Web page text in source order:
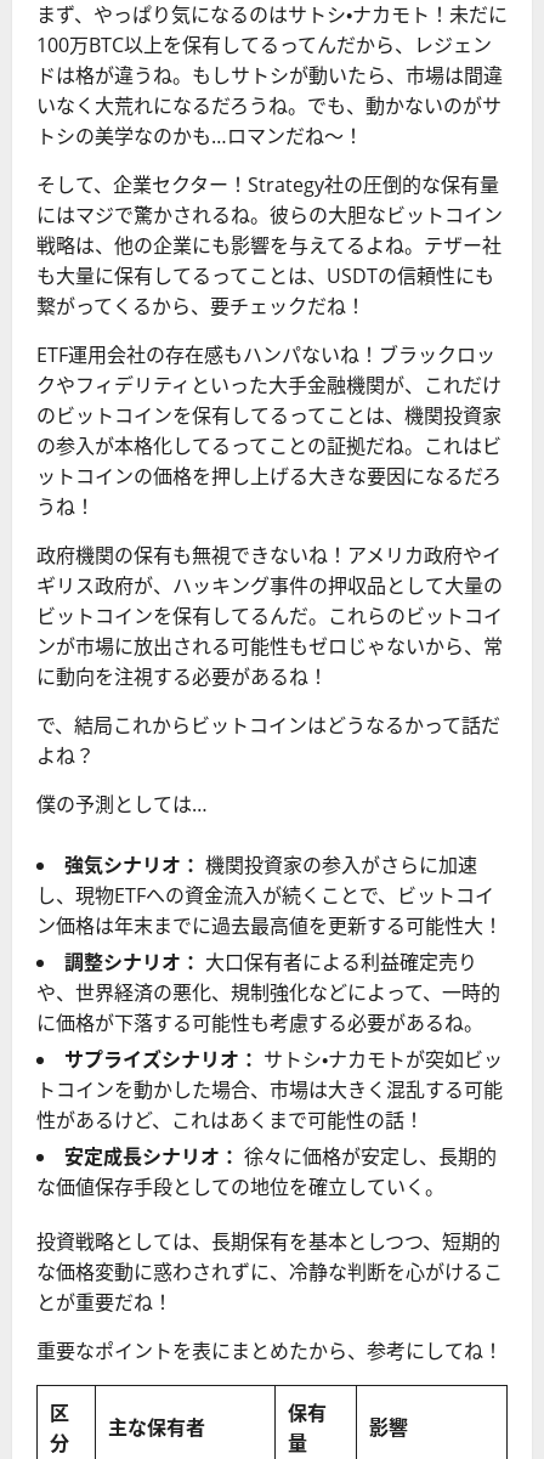
まず、やっぱり気になるのはサトシ・ナカモト！未だに
100万BTC以上を保有してるってんだから、レジェン
ドは格が違うね。もしサトシが動いたら、市場は間違
いなく大荒れになるだろうね。でも、動かないのがサ
トシの美学なのかも…ロマンだね〜！
そして、企業セクター！Strategy社の圧倒的な保有量
にはマジで驚かされるね。彼らの大胆なビットコイン
戦略は、他の企業にも影響を与えてるよね。テザー社
も大量に保有してるってことは、USDTの信頼性にも
繋がってくるから、要チェックだね！
ETF運用会社の存在感もハンパないね！ブラックロッ
クやフィデリティといった大手金融機関が、これだけ
のビットコインを保有してるってことは、機関投資家
の参入が本格化してるってことの証拠だね。これはビ
ットコインの価格を押し上げる大きな要因になるだろ
うね！
政府機関の保有も無視できないね！アメリカ政府やイ
ギリス政府が、ハッキング事件の押収品として大量の
ビットコインを保有してるんだ。これらのビットコイ
ンが市場に放出される可能性もゼロじゃないから、常
に動向を注視する必要があるね！
で、結局これからビットコインはどうなるかって話だ
よね？
僕の予測としては…
強気シナリオ： 機関投資家の参入がさらに加速
し、現物ETFへの資金流入が続くことで、ビットコイ
ン価格は年末までに過去最高値を更新する可能性大！
調整シナリオ： 大口保有者による利益確定売り
や、世界経済の悪化、規制強化などによって、一時的
に価格が下落する可能性も考慮する必要があるね。
サプライズシナリオ： サトシ・ナカモトが突如ビッ
トコインを動かした場合、市場は大きく混乱する可能
性があるけど、これはあくまで可能性の話！
安定成長シナリオ： 徐々に価格が安定し、長期的
な価値保存手段としての地位を確立していく。
投資戦略としては、長期保有を基本としつつ、短期的
な価格変動に惑わされずに、冷静な判断を心がけるこ
とが重要だね！
重要なポイントを表にまとめたから、参考にしてね！
区
分
主な保有者
保有
量
影響